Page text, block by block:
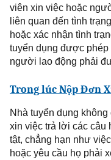
viên xin việc hoặc
liên quan đến tình trạng
hoặc xác nhận tình
tuyển dụng được phép
người lao động phải
Tronglúc Nộp Đơn
Nhà tuyển dụng
xin việc trả lời các câu
tật, chẳng hạn như
hoặc yêu cầu họ phải